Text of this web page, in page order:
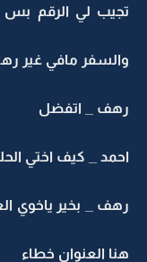
لي الرقم بس
مافي غير رهيف
_ اتفضل
_ كيف اختي الحلوة
_ بخير ياخوي
العنوان خطاء